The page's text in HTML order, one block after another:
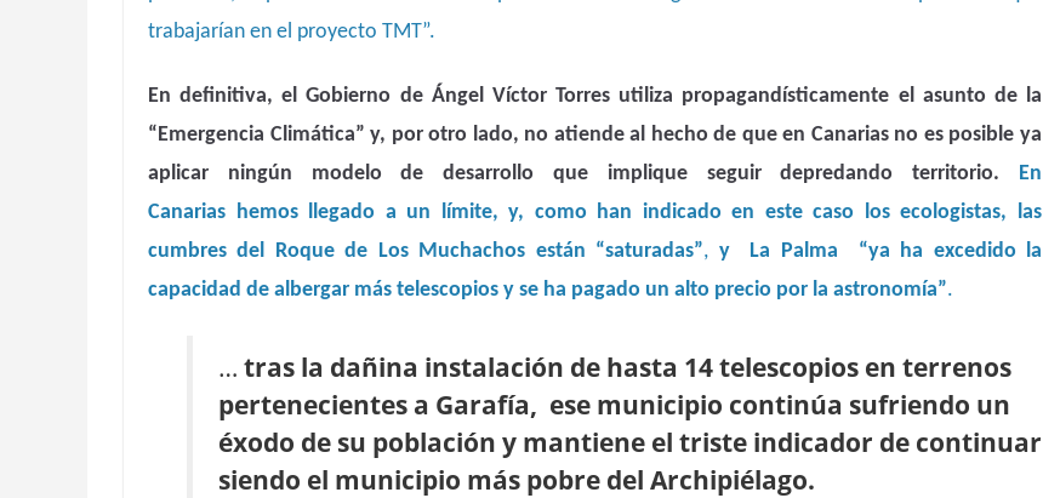
trabajarían en el proyecto TMT”.
En definitiva, el Gobierno de Ángel Víctor Torres utiliza propagandísticamente el asunto de la
“Emergencia Climática”y, por otro lado, no atiende al hecho de que en Canarias no es posible ya
aplicar ningún modelo de desarrollo que implique seguir depredando territorio. En
Canarias hemos llegado a un límite, y, como han indicado en este caso los ecologistas, las
cumbres del Roque de Los Muchachos están “saturadas”, y
La Palma “ya ha excedido la
capacidad de albergar más telescopios y se ha pagado un alto precio por la astronomía”.
… tras la dañina instalación de hasta 14 telescopios en terrenos
pertenecientes a Garafía, ese municipio continúa sufriendo un
éxodo de su población y mantiene el triste indicador de continuar
siendo el municipio más pobre del Archipiélago.